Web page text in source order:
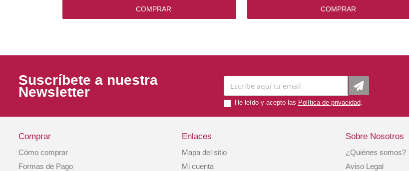
COMPRAR COMPRAR
Pienso Perro Puppy Pacific Stream 5,6kg
Pienso Grain Free Multiprotein The Only One
Suscríbete a nuestra
Newsletter
He leído y acepto las Política de privacidad.
Comprar
Cómo comprar
Formas de Pago
Enlaces
Mapa del sitio
Mi cuenta
Sobre Nosotros
¿Quiénes somos?
Aviso Legal